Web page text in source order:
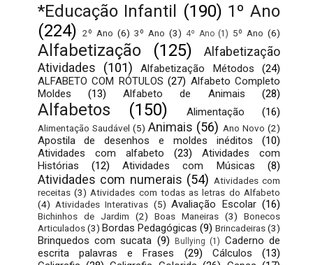
*Educação Infantil (190) 1º Ano
(224) 2º Ano (6) 3º Ano (3) 4º Ano (1) 5º Ano (6)
Alfabetização (125)
Alfabetização
Atividades
(101) Alfabetização Métodos
(24)
ALFABETO COM RÓTULOS (27) Alfabeto Completo
Moldes
(13) Alfabeto de Animais (28)
Alfabetos (150) Alimentação (16)
Alimentação Saudável (5) Animais (56) Ano Novo (2)
Apostila de desenhos e moldes inéditos
(10)
Atividades com alfabeto
(23)
Atividades com
Histórias
(12) Atividades com Músicas (8)
Atividades com numerais (54) Atividades com
receitas (3) Atividades com todas as letras do Alfabeto
(4) Atividades Interativas (5) Avaliação Escolar (16)
Bichinhos de Jardim (2) Boas Maneiras (3)
Bonecos
Articulados (3) Bordas Pedagógicas (9) Brincadeiras(3)
Brinquedos com sucata (9) Bullying (1) Caderno de
escrita palavras e Frases
(29) Cálculos
(13)